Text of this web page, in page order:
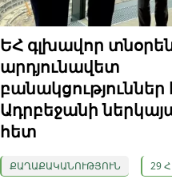
ԵՀ գլխավոր
արդյունավետ
բանակցություններ
Ադրբեջանի
հետ
ՔԱՂԱՔԱԿԱՆՈՒԹՅՈՒՆ 29